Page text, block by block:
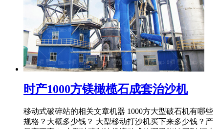
时产1000方镁橄榄石成套治沙机
移动式破碎站的相关文章机器 1000方大型破石机有哪些
规格？大概多少钱？ 大型移动打沙机买下来多少钱？产